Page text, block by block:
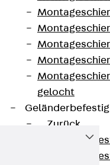
gelocht
Zurück